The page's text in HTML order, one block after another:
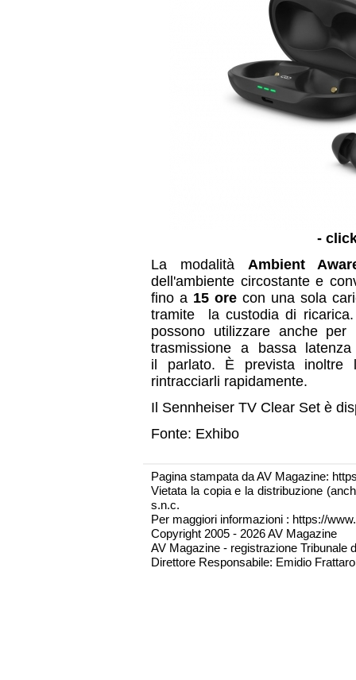
-
La modalità Ambient
dell'ambiente circostante e
fino a 15 orecon una sola
tramite la custodia di
possono utilizzare anche
trasmissione a bassa
il parlato. È prevista inoltre
rintracciarli rapidamente.
Il Sennheiser TV Clear Set è
Fonte: Exhibo
Pagina stampata da AV Magazine:
Vietata la copia e la distribuzione
s.n.c.
Per maggiori informazioni : https://
Copyright 2005 - 2026 AV Magazine
AV Magazine - registrazione Tribunale
Direttore Responsabile: Emidio